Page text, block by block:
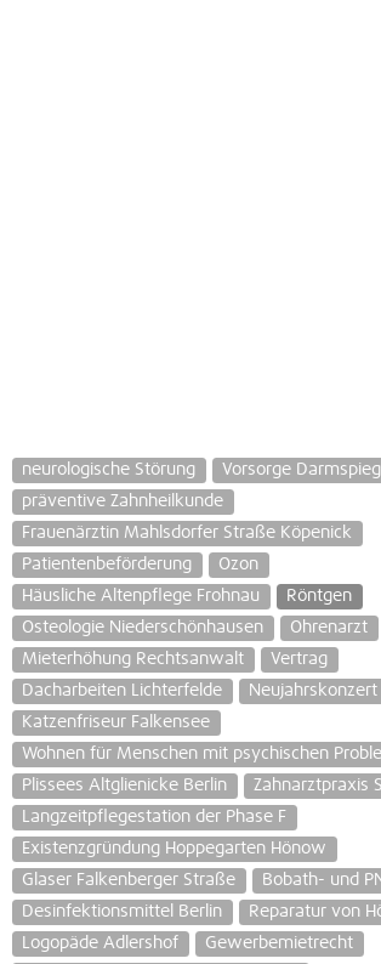
neurologische Störung
Vorsorge
präventive Zahnheilkunde
Frauenärztin Mahlsdorfer Straße Köpenick
Patientenbeförderung
Ozon
Häusliche Altenpflege Frohnau
Röntgen
Osteologie Niederschönhausen
Ohrenarzt
Mieterhöhung Rechtsanwalt
Vertrag
Dacharbeiten Lichterfelde
Neujahrskonzert
Katzenfriseur Falkensee
Wohnen für Menschen mit psychischen
Plissees Altglienicke Berlin
Zahnarztpraxis
Langzeitpflegestation der Phase F
Existenzgründung Hoppegarten Hönow
Glaser Falkenberger Straße
Bobath- und
Desinfektionsmittel Berlin
Reparatur von
Logopäde Adlershof
Gewerbemietrecht